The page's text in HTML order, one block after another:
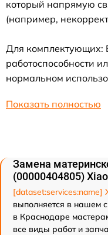
который напрямую
(например,
Для комплектующих:
работоспособности
нормальном
Показать полностью
Замена
(00000404805)
[dataset:services:name]
выполняется в нашем
в Краснодаре
все виды работ и